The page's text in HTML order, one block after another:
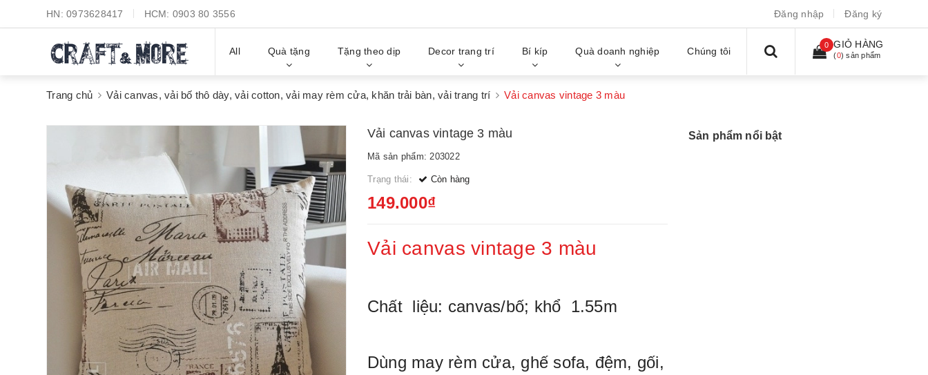
HN: 0973628417 HCM: 0903 80 3556 Đăng nhập Đăng ký
All Quà tặng Tặng theo dịp Decor trang trí Bí kíp Quà doanh nghiệp Chúng tôi
0 GIỎ HÀNG
(0) sản phẩm
Trang chủ Vải canvas, vải bố thô dày, vải cotton, vải may rèm cửa, khăn trải bàn, vải trang trí Vải canvas vintage 3 màu
Vải canvas vintage 3 màu
Mã sản phẩm: 203022
Trạng thái: Còn hàng
149.000₫
Vải canvas vintage 3 màu
Chất liệu: canvas/bố; khổ 1.55m
Dùng may rèm cửa, ghế sofa, đệm, gối,
Sản phẩm nổi bật